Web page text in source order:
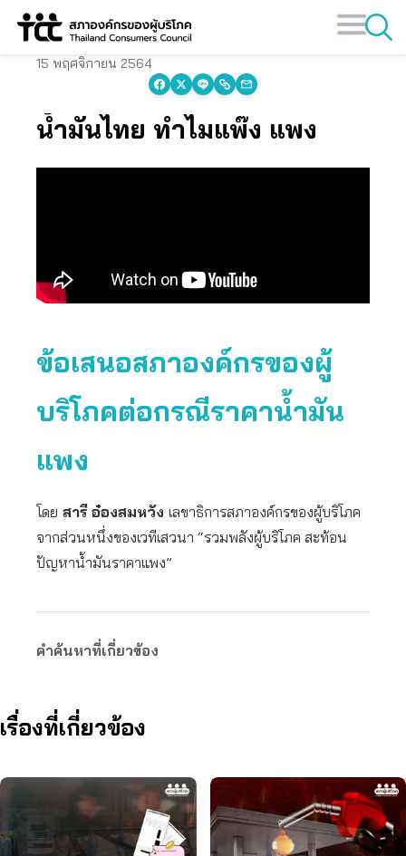
Skip
15 พฤศจิกายน 2564
น้ำมันไทย ทำไมแพ๊ง แพง
ข้อเสนอสภาองค์กรของผู้
บริโภคต่อกรณีราคาน้ำมัน
แพง
โดย สารี อ๋องสมหวัง เลขาธิการสภาองค์กรของผู้บริโภค
จากส่วนหนึ่งของเวทีเสวนา “รวมพลังผู้บริโภค สะท้อน
ปัญหาน้ำมันราคาแพง”
คำค้นหาที่เกี่ยวข้อง
เรื่องที่เกี่ยวข้อง